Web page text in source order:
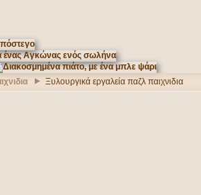
Ξυλουργικά εργαλεία παζλ παιχνιδια